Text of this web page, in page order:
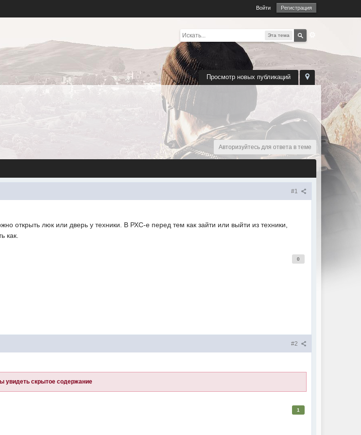
Войти Регистрация
Эта тема
Просмотр новых публикаций
Авторизуйтесь для ответа в теме
#1
открыть люк или дверь у техники. В РХС-е перед тем как зайти или выйти из техники,
как.
0
#2
увидеть скрытое содержание
1